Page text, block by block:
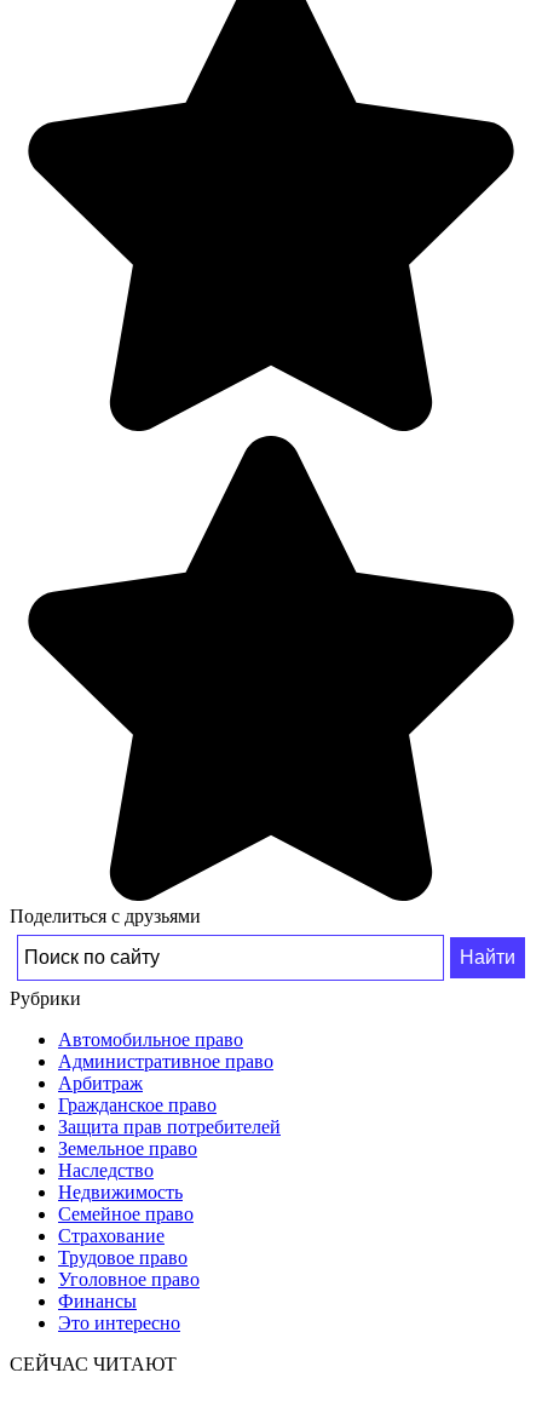
Поделиться с друзьями
Рубрики
Автомобильное право
Административное право
Арбитраж
Гражданское право
Защита прав потребителей
Земельное право
Наследство
Недвижимость
Семейное право
Страхование
Трудовое право
Уголовное право
Финансы
Это интересно
СЕЙЧАС ЧИТАЮТ